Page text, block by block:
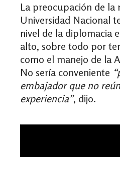
La preocupación de la
Universidad Nacional
nivel de la diplomacia
alto, sobre todo por
como el manejo de la
No sería conveniente
embajador que no
experiencia”, dijo.